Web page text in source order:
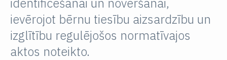
ievērojot bērnu tiesību aizsardzību un
izglītību regulējošos normatīvajos
aktos noteikto.